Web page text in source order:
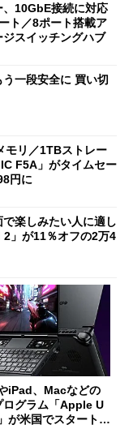
、10GbE接続に対応
ト／8ポート搭載ア
ジスイッチングハブ
一段安全に 買い切
モリ／1TBストレー
F5A」がタイムセー
円に
楽しみたい人に適し
」が11％オフの2万4
iPad、Macなどの
ログラム「Apple U
が米国でスタート／